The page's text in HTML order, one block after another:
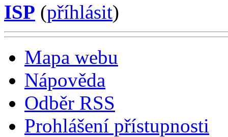
ISP (příhlásit)
Mapa webu
Nápověda
Odběr RSS
Prohlášení přístupnosti